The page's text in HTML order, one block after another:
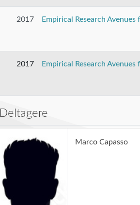
2017 Empirical Research
2017 Empirical Research
Deltagere
Marco Capasso